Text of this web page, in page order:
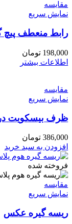
مقايسه
نمایش سریع
رابط منعطف پیچ
198,000 تومان
اطلاعات بیشتر
مقايسه
نمایش سریع
ظرف بیسکویت
386,000 تومان
افزودن به سبد خرید
فروخته شده
مقايسه
نمایش سریع
ریسه گیره عکس